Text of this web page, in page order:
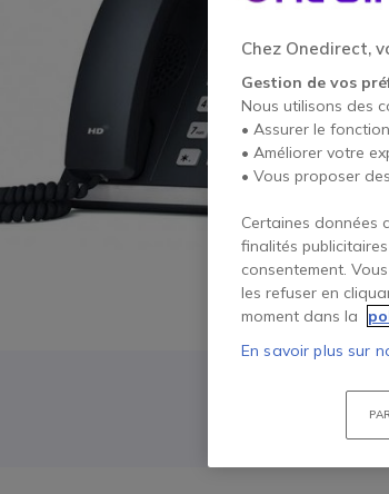
Chez Onedirect,
Gestion de vos
Nous utilisons des
• Assurer le
• Améliorer votre
• Vous proposer
Certaines données
finalités
consentement.
les refuser en
moment dans la
En savoir plus sur